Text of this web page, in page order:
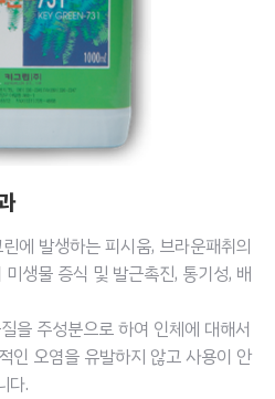
에 발생하는 피시움, 브라운패취의
생물 증식 및 발근촉진, 통기성, 배
을 주성분으로 하여 인체에 대해서
인 오염을 유발하지 않고 사용이 안
다.